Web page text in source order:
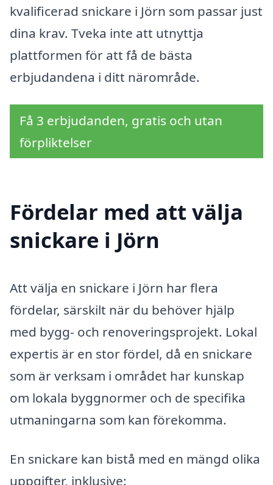
kvalificerad snickare i Jörn som passar just
dina krav. Tveka inte att utnyttja
plattformen för att få de bästa
erbjudandena i ditt närområde.
Få 3 erbjudanden, gratis och utan
förpliktelser
Fördelar med att välja
snickare i Jörn
Att välja en snickare i Jörn har flera
fördelar, särskilt när du behöver hjälp
med bygg- och renoveringsprojekt. Lokal
expertis är en stor fördel, då en snickare
som är verksam i området har kunskap
om lokala byggnormer och de specifika
utmaningarna som kan förekomma.
En snickare kan bistå med en mängd olika
uppgifter, inklusive: